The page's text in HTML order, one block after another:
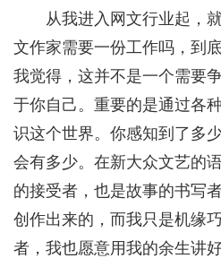
从我进入网文行业起，
文作家需要一份工作吗，到
我觉得，这并不是一个需要
于你自己。重要的是通过各
识这个世界。你感知到了多
会有多少。在新大众文艺的
的接受者，也是故事的书写
创作出来的，而我只是机缘
者，我也愿意用我的余生讲